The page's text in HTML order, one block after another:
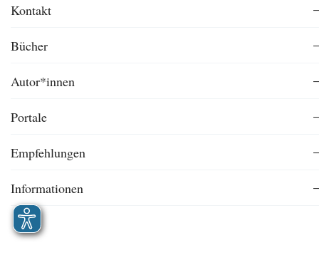
Kontakt
Bücher
Autor*innen
Portale
Empfehlungen
Informationen